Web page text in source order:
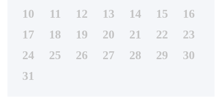
10
11 12 13 14 15
16
17
18 19 20 21 22
23
24
25 26 27 28 29
30
31